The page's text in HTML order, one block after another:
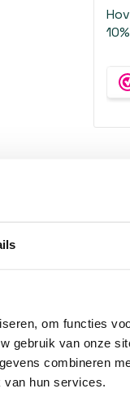
om functies
gebruik van onze
combineren
van hun services.